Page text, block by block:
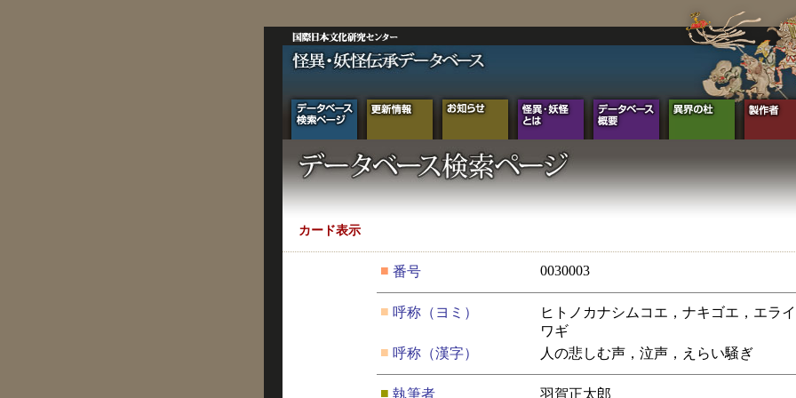
カード表示
■ 番号 0030003
■ 呼称（ヨミ）
ヒトノカナシムコエ，ナキゴエ，エラ
ワギ
■ 呼称（漢字） 人の悲しむ声，泣声，えらい騒ぎ
■ 執筆者 羽賀正太郎